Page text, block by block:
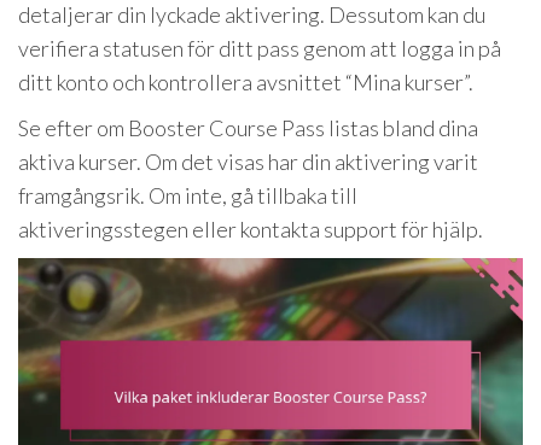
detaljerar din lyckade aktivering. Dessutom kan du
verifiera statusen för ditt pass genom att logga in på
ditt konto och kontrollera avsnittet “Mina kurser”.
Se efter om Booster Course Pass listas bland dina
aktiva kurser. Om det visas har din aktivering varit
framgångsrik. Om inte, gå tillbaka till
aktiveringsstegen eller kontakta support för hjälp.